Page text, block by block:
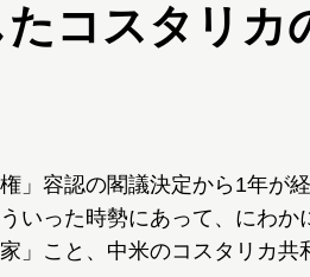
コスタリカ
権」容認の閣議決定から1年が
いった時勢にあって、にわ
」こと、中米のコスタリカ共